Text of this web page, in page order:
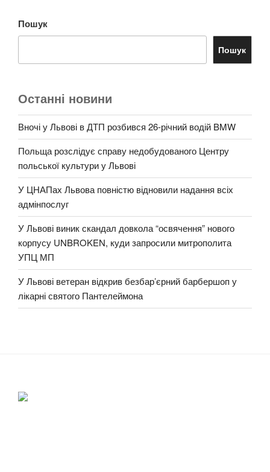
Пошук
Пошук
Останні новини
Вночі у Львові в ДТП розбився 26-річний водій BMW
Польща розслідує справу недобудованого Центру
польської культури у Львові
У ЦНАПах Львова повністю відновили надання всіх
адмінпослуг
У Львові виник скандал довкола “освячення” нового
корпусу UNBROKEN, куди запросили митрополита
УПЦ МП
У Львові ветеран відкрив безбар’єрний барбершоп у
лікарні святого Пантелеймона